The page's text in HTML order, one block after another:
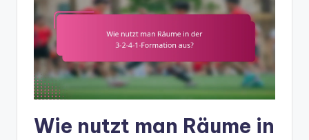
Wie nutzt man Räume in